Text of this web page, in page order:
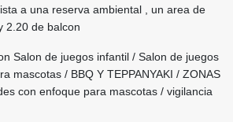
a una reserva ambiental , un area de
2.20 de balcon
Salon de juegos infantil / Salon de juegos
mascotas / BBQ Y TEPPANYAKI / ZONAS
con enfoque para mascotas / vigilancia